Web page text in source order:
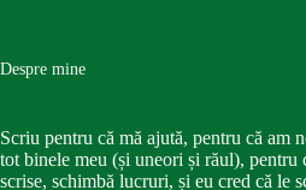
Despre mine
Scriu pentru că mă ajută, pentru că am
tot binele meu (și uneori și răul), pentru
scrise, schimbă lucruri, și eu cred că le